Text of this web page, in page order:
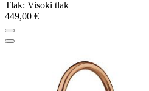
Tlak: Visoki tlak
449,00 €